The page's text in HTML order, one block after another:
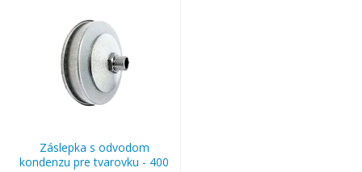
Záslepka s odvodom
kondenzu pre tvarovku - 400